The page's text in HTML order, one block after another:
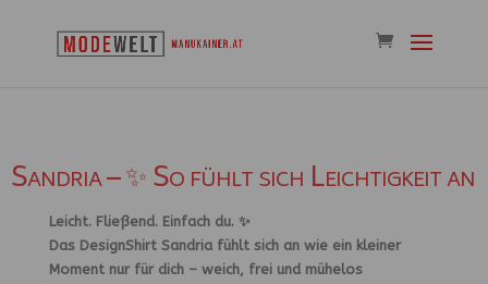
Sandria – ✨ So fühlt sich Leichtigkeit an
Leicht. Fließend. Einfach du. ✨
Das DesignShirt Sandria fühlt sich an wie ein kleiner
Moment nur für dich – weich, frei und mühelos